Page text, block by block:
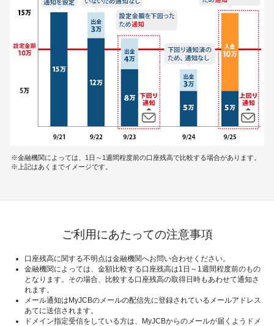
金融機関によっては、1日～1週間程度前の口座残高で比較する場合があります。
上記はあくまでイメージです。
ご利用にあたっての注意事項
口座残高に関する不明点は金融機関へお問い合わせください。
金融機関によっては、金額比較する口座残高は1日～1週間程度前のもの
となります。その場合、比較する口座残高の取得日時もあわせて通知さ
れます。
メール通知はMyJCBのメールの配信先に登録されているメールアドレス
あてに送信されます。
ドメイン指定受信をしている方は、MyJCBからのメールが届くようドメ